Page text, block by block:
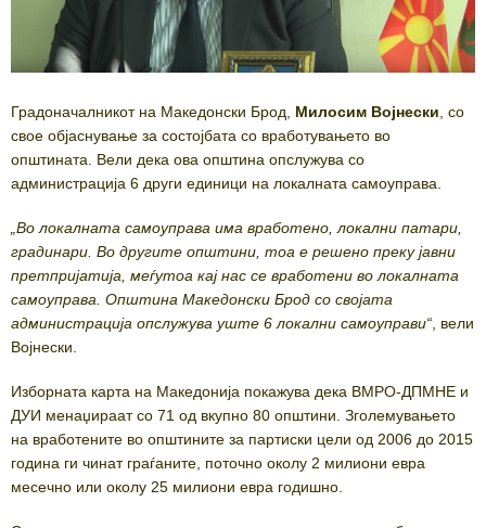
Градоначалникот на Македонски Брод, Милосим Војнески, со
свое објаснување за состојбата со вработувањето во
општината. Вели дека ова општина опслужува со
администрација 6 други единици на локалната самоуправа.
„Во локалната самоуправа има вработено, локални патари,
градинари. Во другите општини, тоа е решено преку јавни
претпријатија, меѓутоа кај нас се вработени во локалната
самоуправа. Општина Македонски Брод со својата
администрација опслужува уште 6 локални самоуправи“, вели
Војнески.
Изборната карта на Македонија покажува дека ВМРО-ДПМНЕ и
ДУИ менаџираат со 71 од вкупно 80 општини. Зголемувањето
на вработените во општините за партиски цели од 2006 до 2015
година ги чинат граѓаните, поточно околу 2 милиони евра
месечно или околу 25 милиони евра годишно.